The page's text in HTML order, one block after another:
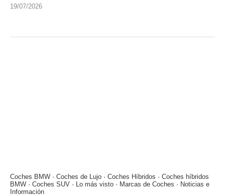
19/07/2026
Coches BMW · Coches de Lujo · Coches Híbridos · Coches híbridos
BMW · Coches SUV · Lo más visto · Marcas de Coches · Noticias e
Información